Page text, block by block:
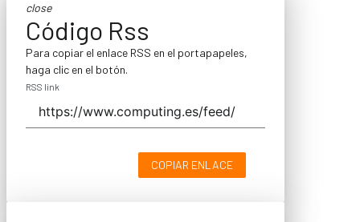
close
Código Rss
Para copiar el enlace RSS en el portapapeles,
haga clic en el botón.
RSS link
COPIAR ENLACE